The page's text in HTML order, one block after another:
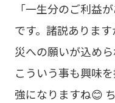
「一生分のご利益
です。諸説ありま
災への願いが込めら
こういう事も興味
強になりますね😊